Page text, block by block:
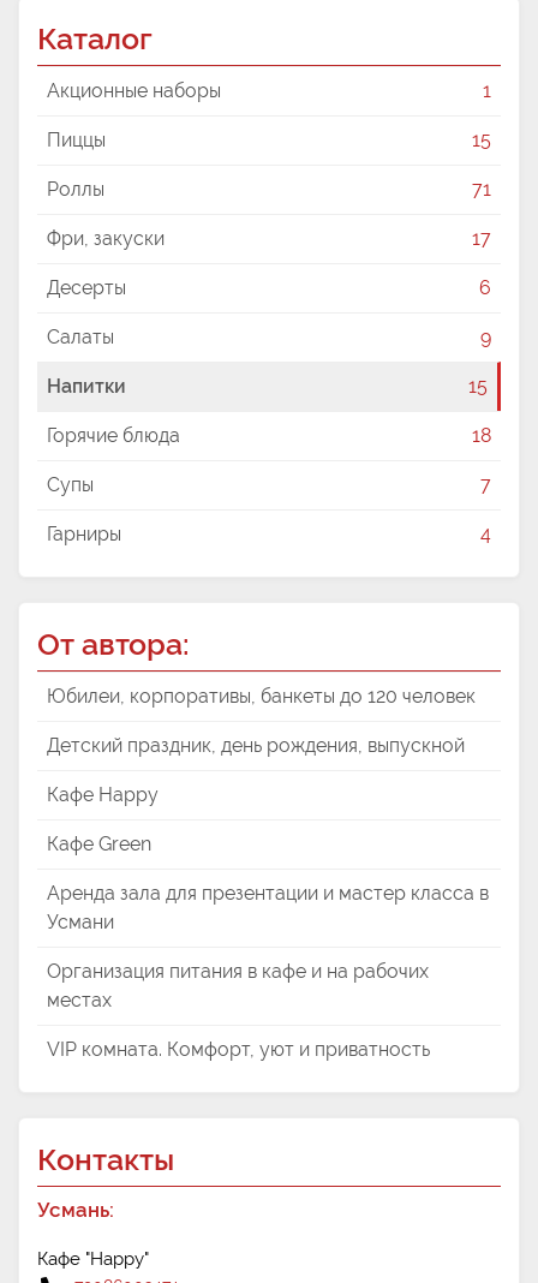
Каталог
Акционные наборы 1
Пиццы 15
Роллы 71
Фри, закуски 17
Десерты 6
Салаты 9
Напитки 15
Горячие блюда 18
Супы 7
Гарниры 4
От автора:
Юбилеи, корпоративы, банкеты до 120 человек
Детский праздник, день рождения, выпускной
Кафе Happy
Кафе Green
Аренда зала для презентации и мастер класса в
Усмани
Организация питания в кафе и на рабочих
местах
VIP комната. Комфорт, уют и приватность
Контакты
Усмань:
Кафе "Happy"